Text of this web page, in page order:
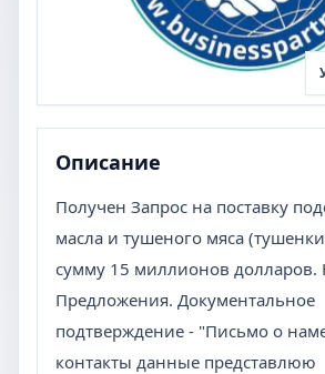
Описание
Получен Запрос на поставку
масла и тушеного мяса
сумму 15 миллионов
Предложения. Документальное
подтверждение - "Письмо о
контакты данные представлюю